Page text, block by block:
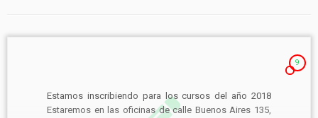
9
Estamos inscribiendo para los cursos del año 2018
Estaremos en las oficinas de calle Buenos Aires 135,